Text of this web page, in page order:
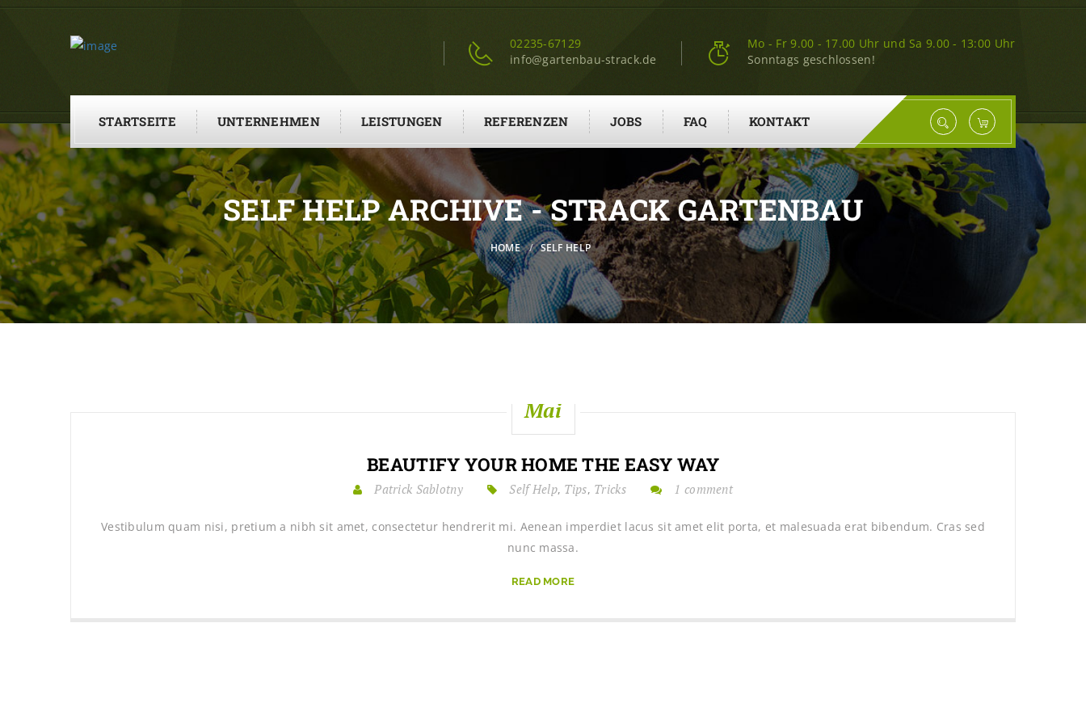
02235-67129
info@gartenbau-strack.de
Mo - Fr 9.00 - 17.00 Uhr und Sa 9.00 - 13:00 Uhr
Sonntags geschlossen!
STARTSEITE UNTERNEHMEN LEISTUNGEN REFERENZEN JOBS FAQ KONTAKT
SELF HELP ARCHIVE - STRACK GARTENBAU
HOME SELF HELP
Mai
BEAUTIFY YOUR HOME THE EASY WAY
Patrick Sablotny Self Help, Tips, Tricks 1 comment
Vestibulum quam nisi, pretium a nibh sit amet, consectetur hendrerit mi. Aenean imperdiet lacus sit amet elit porta, et malesuada erat bibendum. Cras sed
nunc massa.
READ MORE